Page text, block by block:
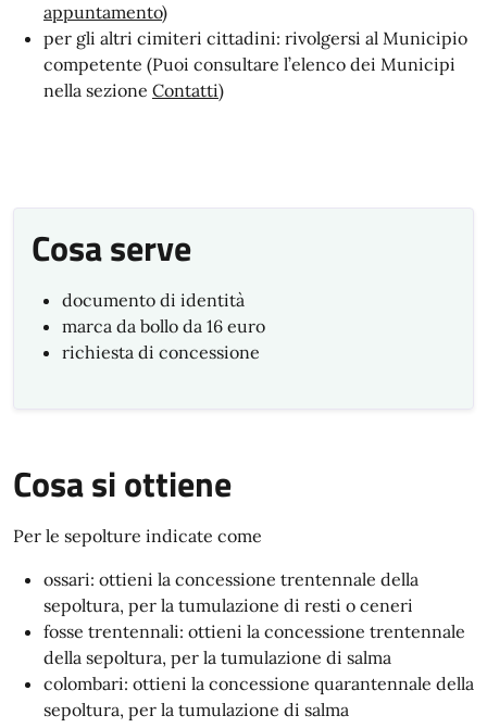
appuntamento)
per gli altri cimiteri cittadini: rivolgersi al Municipio
competente (Puoi consultare l’elenco dei Municipi
nella sezione Contatti)
Cosa serve
documento di identità
marca da bollo da 16 euro
richiesta di concessione
Cosa si ottiene
Per le sepolture indicate come
ossari: ottieni la concessione trentennale della
sepoltura, per la tumulazione di resti o ceneri
fosse trentennali: ottieni la concessione trentennale
della sepoltura, per la tumulazione di salma
colombari: ottieni la concessione quarantennale della
sepoltura, per la tumulazione di salma